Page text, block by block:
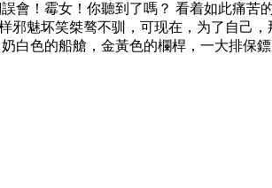
會！霉女！你聽到了嗎？ 看着如此痛
邪魅坏笑桀骜不驯，可现在，为了自己，
色的船艙，金黃色的欄桿，一大排保